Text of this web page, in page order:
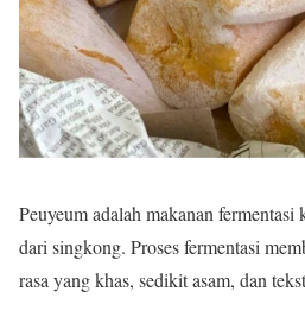
Peuyeum adalah makanan
dari singkong. Proses fermentasi
rasa yang khas, sedikit asam, dan